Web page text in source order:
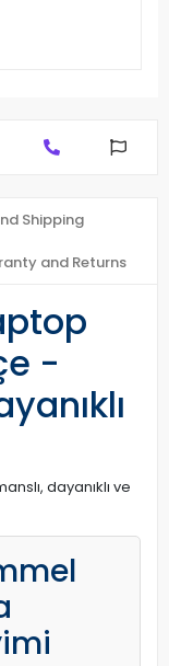
Shipping
and Returns
-
dayanıklı ve